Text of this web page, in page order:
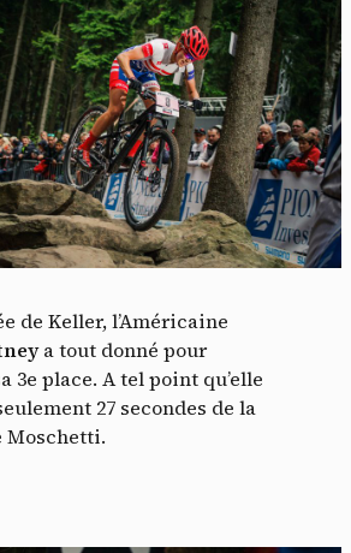
de Keller, l’Américaine
a tout donné pour
3e place. A tel point qu’elle
27 secondes de la
Moschetti.